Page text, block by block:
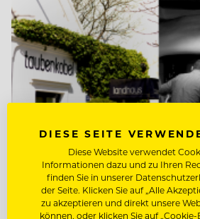
TOP ARBEITGEBER
DIESE SEITE
Diese Website verwendet
Informationen dazu und zu Ihren
finden Sie in unserer
der Seite. Klicken Sie auf „Alle
zu akzeptieren und direkt unsere
können, oder klicken Sie auf